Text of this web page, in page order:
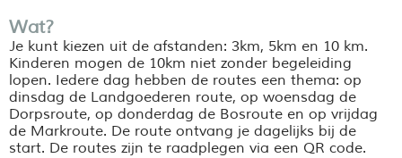
Wat?
Je kunt kiezen uit de afstanden: 3km, 5km en 10 km.
Kinderen mogen de 10km niet zonder begeleiding
lopen. Iedere dag hebben de routes een thema: op
dinsdag de Landgoederen route, op woensdag de
Dorpsroute, op donderdag de Bosroute en op vrijdag
de Markroute. De route ontvang je dagelijks bij de
start. De routes zijn te raadplegen via een QR code.